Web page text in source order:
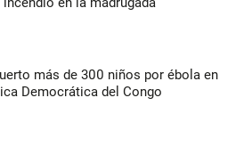
más de 300 niños por ébola en
Democrática del Congo